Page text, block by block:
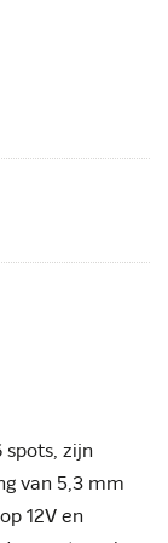
pagina
spots, zijn
van 5,3 mm
12V en